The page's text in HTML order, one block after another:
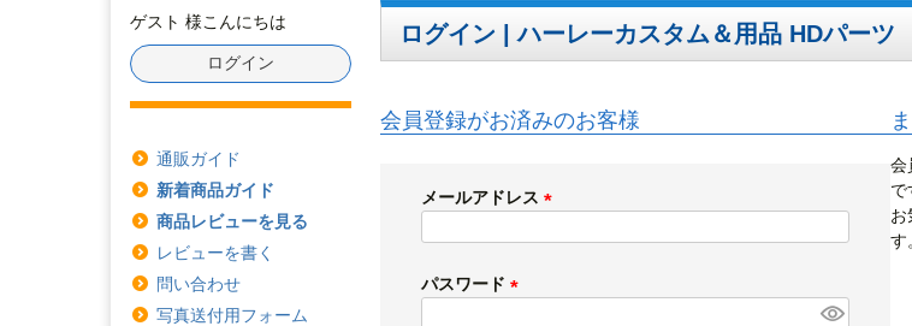
ゲスト 様こんにちは
ログイン
通販ガイド
新着商品ガイド
商品レビューを見る
レビューを書く
問い合わせ
写真送付用フォーム
ログイン | ハーレーカスタム＆用品 HDパーツ
会員登録がお済みのお客様
メールアドレス
)
パスワード
会
で
お
す